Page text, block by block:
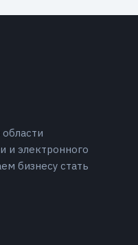
и электронного
бизнесу стать